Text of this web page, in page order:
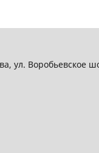
ул. Воробьевское